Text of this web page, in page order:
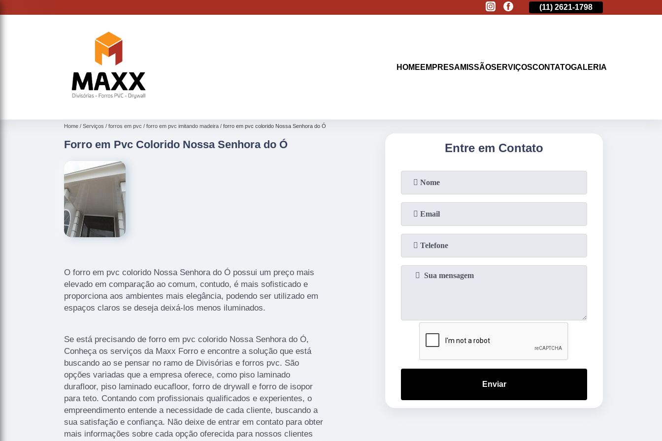
2513-9132 (11) 2621-1798
HOME EMPRESA MISSÃOSERVIÇOSCONTATOGALERIA
Home Serviços forros em pvc forro em pvc imitando madeira forro em pvc colorido Nossa Senhora do Ó
Forro em Pvc Colorido Nossa Senhora do Ó
O forro em pvc colorido Nossa Senhora do Ó possui um preço mais
elevado em comparação ao comum, contudo, é mais sofisticado e
proporciona aos ambientes mais elegância, podendo ser utilizado em
espaços claros se deseja deixá-los menos iluminados.
Se está precisando de forro em pvc colorido Nossa Senhora do Ó,
Conheça os serviços da Maxx Forro e encontre a solução que está
buscando ao se pensar no ramo de Divisórias e forros pvc. São
opções variadas que a empresa oferece, como piso laminado
durafloor, piso laminado eucafloor, forro de drywall e forro de isopor
para teto. Contando com profissionais qualificados e experientes, o
empreendimento entende a necessidade de cada cliente, buscando a
sua satisfação e confiança. Não deixe de entrar em contato para obter
mais informações sobre cada opção oferecida para nossos clientes
Entre em Contato
Enviar